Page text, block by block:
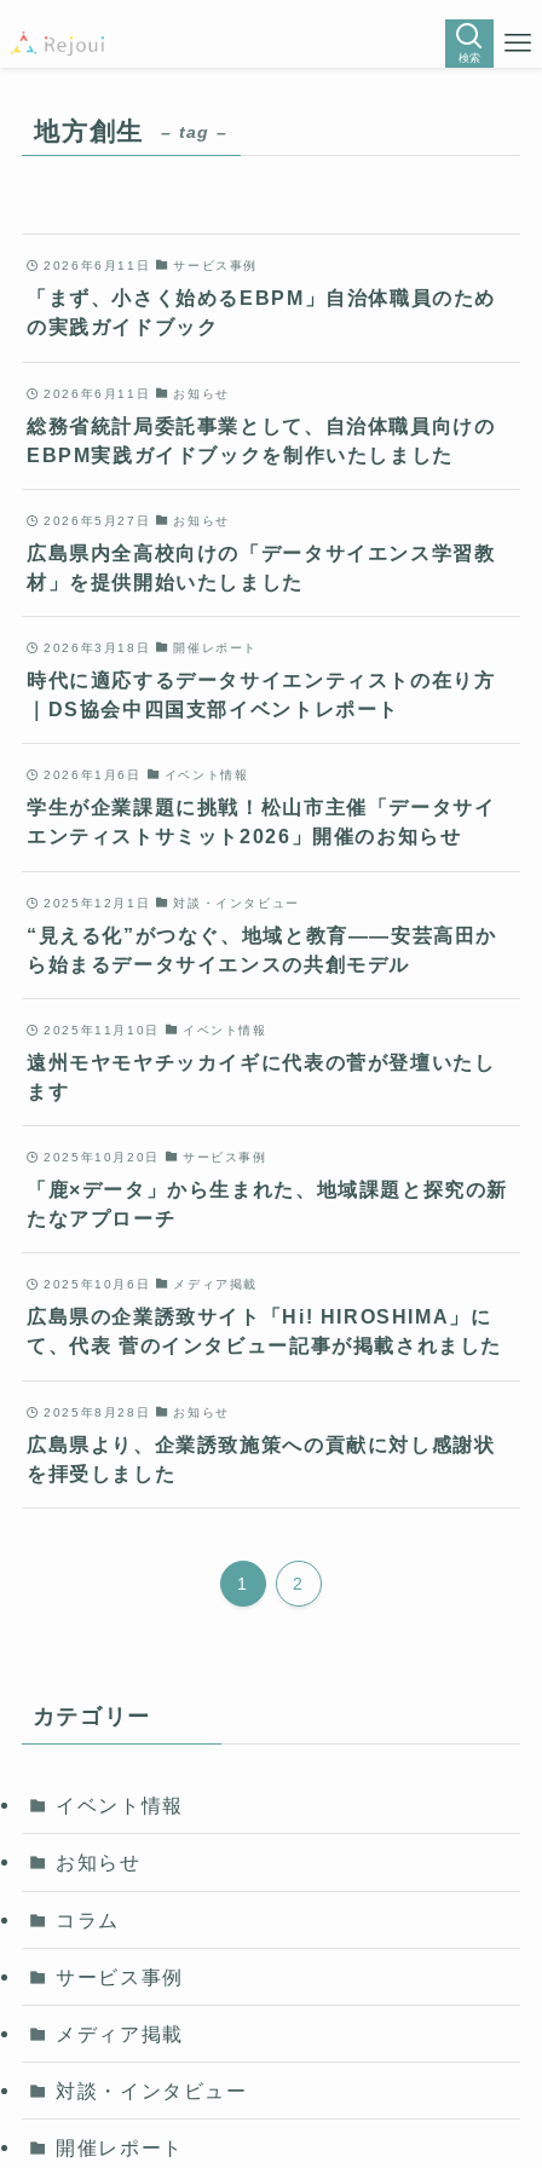
検索
地方創生 – tag –
2026年6月11日 サービス事例
「まず、小さく始めるEBPM」自治体職員のため
の実践ガイドブック
2026年6月11日 お知らせ
総務省統計局委託事業として、自治体職員向けの
EBPM実践ガイドブックを制作いたしました
2026年5月27日 お知らせ
広島県内全高校向けの「データサイエンス学習教
材」を提供開始いたしました
2026年3月18日 開催レポート
時代に適応するデータサイエンティストの在り方
｜DS協会中四国支部イベントレポート
2026年1月6日 イベント情報
学生が企業課題に挑戦！松山市主催「データサイ
エンティストサミット2026」開催のお知らせ
2025年12月1日 対談・インタビュー
“見える化”がつなぐ、地域と教育――安芸高田か
ら始まるデータサイエンスの共創モデル
2025年11月10日 イベント情報
遠州モヤモヤチッカイギに代表の菅が登壇いたし
ます
2025年10月20日 サービス事例
「鹿×データ」から生まれた、地域課題と探究の新
たなアプローチ
2025年10月6日 メディア掲載
広島県の企業誘致サイト「Hi! HIROSHIMA」に
て、代表 菅のインタビュー記事が掲載されました
2025年8月28日 お知らせ
広島県より、企業誘致施策への貢献に対し感謝状
を拝受しました
1 2
カテゴリー
イベント情報
お知らせ
コラム
サービス事例
メディア掲載
対談・インタビュー
開催レポート